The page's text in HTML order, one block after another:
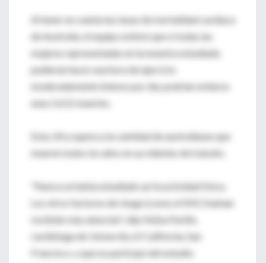
Al tener en cuenta las tasas de mortalidad cardíaca
de Australia, el equipo estimó que si todas las
mujeres representadas en la muestra estudiada
pudieran hacer una hora de ejercicio
moderadamente intenso por día, podrían evitarse
unas 2.612 muertes.
Esta cifra supera a la cantidad de australianas que
mueren todos los años en accidentes de tránsito.
"Nunca se había estudiado así la actividad física.
Los otros factores de riesgo (como el IMC) habían
recibido más atención", dijo Nisha Parikh,
cardióloga de University of California, San
Francisco, y que no participó del estudio.